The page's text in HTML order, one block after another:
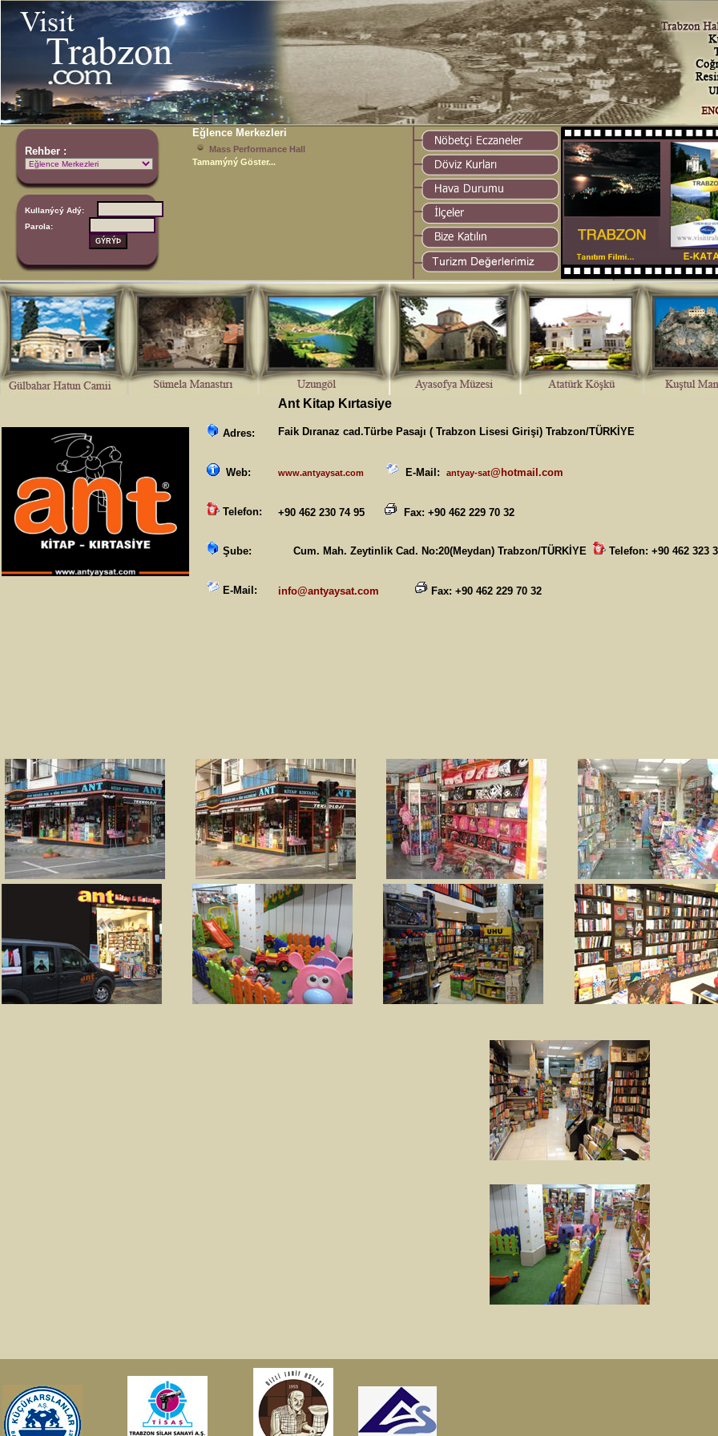
Rehber :
Eğlence Merkezleri
Mass Performance Hall
Tamamýný Göster...
Kullanýcý Adý:
Parola:
Ant Kitap Kırtasiye
Adres: Faik Dıranaz cad.Türbe Pasajı ( Trabzon Lisesi Girişi) Trabzon/TÜRKİYE
Web: www.antyaysat.com E-Mail: antyay-sat@hotmail.com
Telefon: +90 462 230 74 95 Fax: +90 462 229 70 32
Şube: Cum. Mah. Zeytinlik Cad. No:20(Meydan) Trabzon/TÜRKİYE Telefon: +90 462 323
E-Mail: info@antyaysat.com Fax: +90 462 229 70 32